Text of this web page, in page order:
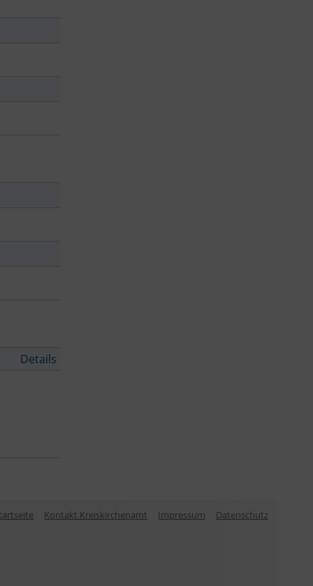
Details
Kontakt Kreiskirchenamt Impressum Datenschutz